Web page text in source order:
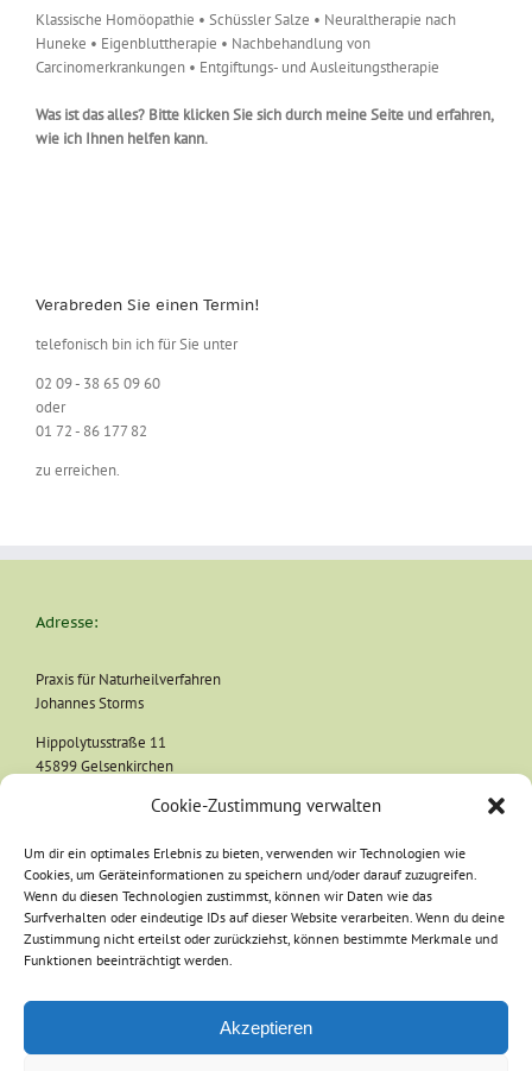
Cookie-Zustimmung verwalten
Um dir ein optimales Erlebnis zu bieten, verwenden wir Technologien wie
Cookies, um Geräteinformationen zu speichern und/oder darauf zuzugreifen.
Wenn du diesen Technologien zustimmst, können wir Daten wie das
Surfverhalten oder eindeutige IDs auf dieser Website verarbeiten. Wenn du deine
Zustimmung nicht erteilst oder zurückziehst, können bestimmte Merkmale und
Funktionen beeinträchtigt werden.
Akzeptieren
Klassische Homöopathie • Schüssler Salze • Neuraltherapie nach
Huneke • Eigenbluttherapie • Nachbehandlung von
Carcinomerkrankungen • Entgiftungs- und Ausleitungstherapie
Was ist das alles? Bitte klicken Sie sich durch meine Seite und erfahren,
wie ich Ihnen helfen kann.
Verabreden Sie einen Termin!
telefonisch bin ich für Sie unter
02 09 - 38 65 09 60
oder
01 72 - 86 177 82
zu erreichen.
Adresse:
Praxis für Naturheilverfahren
Johannes Storms
Hippolytusstraße 11
45899 Gelsenkirchen
Kontakt:
Tel. 02 09 - 38 65 09 60
Mobil 01 72 - 86 177 82
eMail:info@storms-naturheilpraxis.de